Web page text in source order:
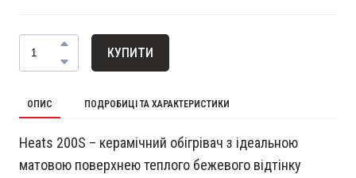
КУПИТИ
ОПИС ПОДРОБИЦІ ТА ХАРАКТЕРИСТИКИ
Heats 200S – керамічний обігрівач з ідеальною
матовою поверхнею теплого бежевого відтінку